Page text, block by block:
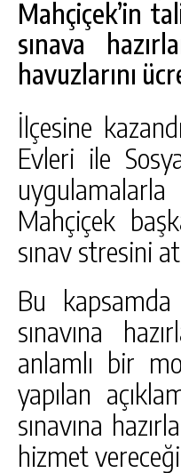
Mahçiçek’in
sınava
havuzlarını
İlçesine
Evleri ile
Mahçiçek
sınav stresini
Bu
sınavına
anlamlı bir
yapılan
sınavına
hizmet
GÖKSUN